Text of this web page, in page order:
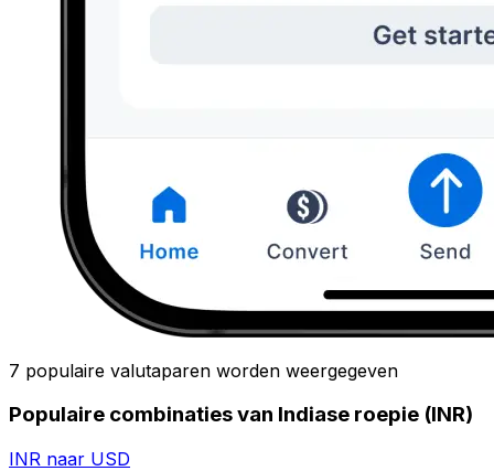
7 populaire valutaparen worden weergegeven
Populaire combinaties van Indiase roepie (INR)
INR naar USD